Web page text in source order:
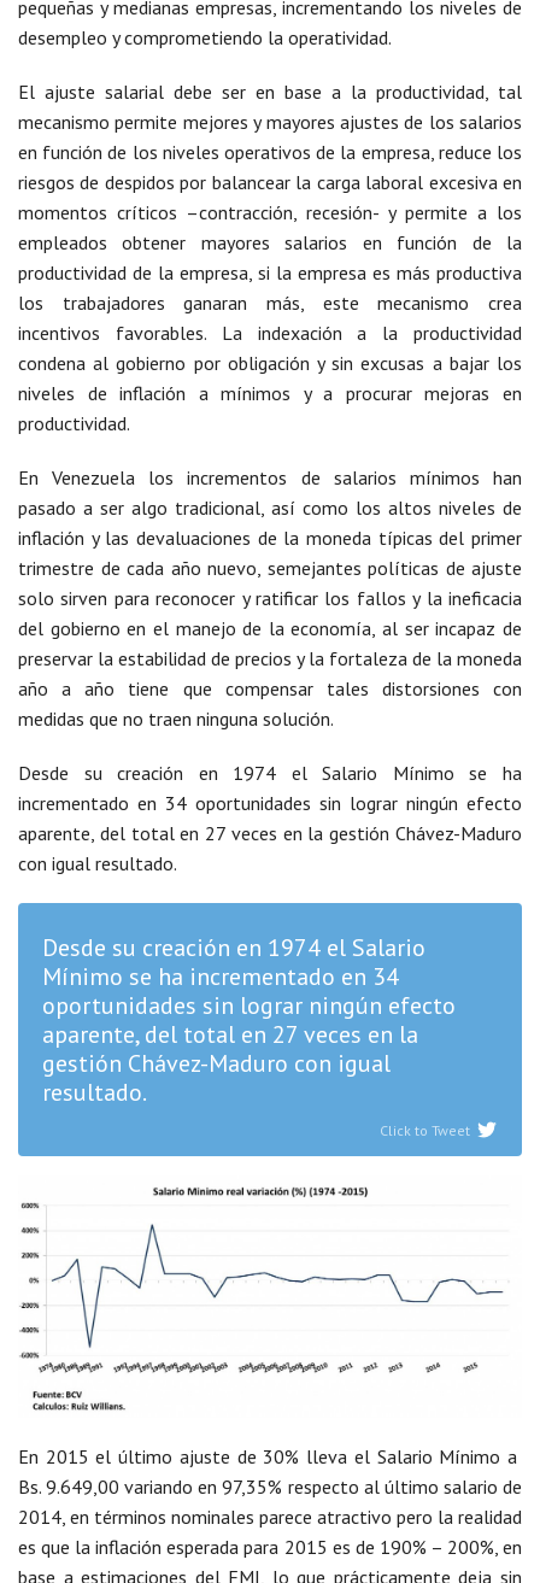
pequeñas y medianas empresas, incrementando los niveles de
desempleo y comprometiendo la operatividad.
El ajuste salarial debe ser en base a la productividad, tal
mecanismo permite mejores y mayores ajustes de los salarios
en función de los niveles operativos de la empresa, reduce los
riesgos de despidos por balancear la carga laboral excesiva en
momentos críticos –contracción, recesión- y permite a los
empleados obtener mayores salarios en función de la
productividad de la empresa, si la empresa es más productiva
los trabajadores ganaran más, este mecanismo crea
incentivos favorables. La indexación a la productividad
condena al gobierno por obligación y sin excusas a bajar los
niveles de inflación a mínimos y a procurar mejoras en
productividad.
En Venezuela los incrementos de salarios mínimos han
pasado a ser algo tradicional, así como los altos niveles de
inflación y las devaluaciones de la moneda típicas del primer
trimestre de cada año nuevo, semejantes políticas de ajuste
solo sirven para reconocer y ratificar los fallos y la ineficacia
del gobierno en el manejo de la economía, al ser incapaz de
preservar la estabilidad de precios y la fortaleza de la moneda
año a año tiene que compensar tales distorsiones con
medidas que no traen ninguna solución.
Desde su creación en 1974 el Salario Mínimo se ha
incrementado en 34 oportunidades sin lograr ningún efecto
aparente, del total en 27 veces en la gestión Chávez-Maduro
con igual resultado.
Desde su creación en 1974 el Salario
Mínimo se ha incrementado en 34
oportunidades sin lograr ningún efecto
aparente, del total en 27 veces en la
gestión Chávez-Maduro con igual
resultado.
Click to Tweet
En 2015 el último ajuste de 30% lleva el Salario Mínimo a
Bs. 9.649,00 variando en 97,35% respecto al último salario de
2014, en términos nominales parece atractivo pero la realidad
es que la inflación esperada para 2015 es de 190% – 200%, en
base a estimaciones del FMI, lo que prácticamente deja sin